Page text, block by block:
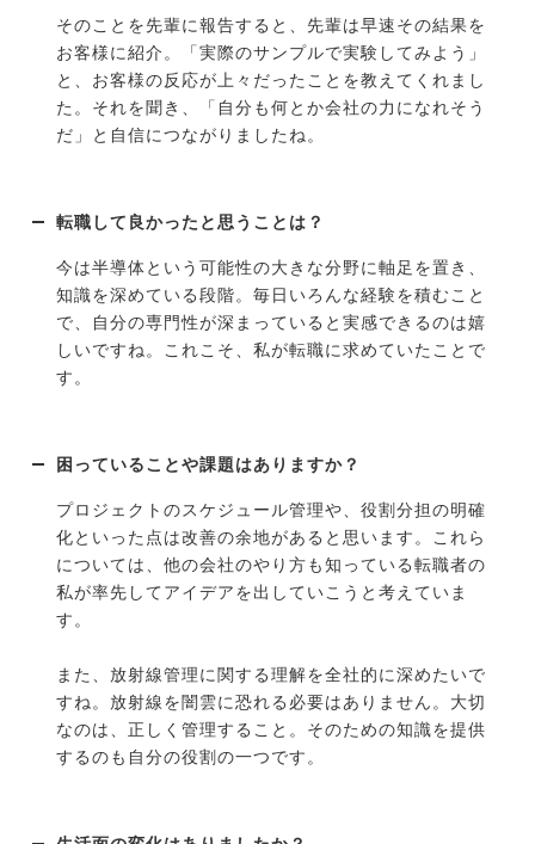
そのことを先輩に報告すると、先輩は早速その結果を
お客様に紹介。「実際のサンプルで実験してみよう」
と、お客様の反応が上々だったことを教えてくれまし
た。それを聞き、「自分も何とか会社の力になれそう
だ」と自信につながりましたね。
転職して良かったと思うことは？
今は半導体という可能性の大きな分野に軸足を置き、
知識を深めている段階。毎日いろんな経験を積むこと
で、自分の専門性が深まっていると実感できるのは嬉
しいですね。これこそ、私が転職に求めていたことで
す。
困っていることや課題はありますか？
プロジェクトのスケジュール管理や、役割分担の明確
化といった点は改善の余地があると思います。これら
については、他の会社のやり方も知っている転職者の
私が率先してアイデアを出していこうと考えていま
す。
また、放射線管理に関する理解を全社的に深めたいで
すね。放射線を闇雲に恐れる必要はありません。大切
なのは、正しく管理すること。そのための知識を提供
するのも自分の役割の一つです。